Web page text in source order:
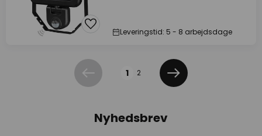
Leveringstid: 5 - 8 arbejdsdage
Forrige 1 2
Næste
Nyhedsbrev